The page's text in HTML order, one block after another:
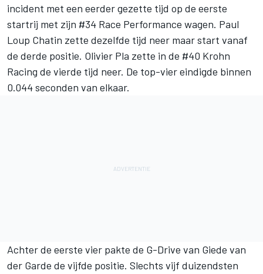
incident met een eerder gezette tijd op de eerste
startrij met zijn #34 Race Performance wagen. Paul
Loup Chatin zette dezelfde tijd neer maar start vanaf
de derde positie. Olivier Pla zette in de #40 Krohn
Racing de vierde tijd neer. De top-vier eindigde binnen
0.044 seconden van elkaar.
Achter de eerste vier pakte de G-Drive van Giede van
der Garde de vijfde positie. Slechts vijf duizendsten